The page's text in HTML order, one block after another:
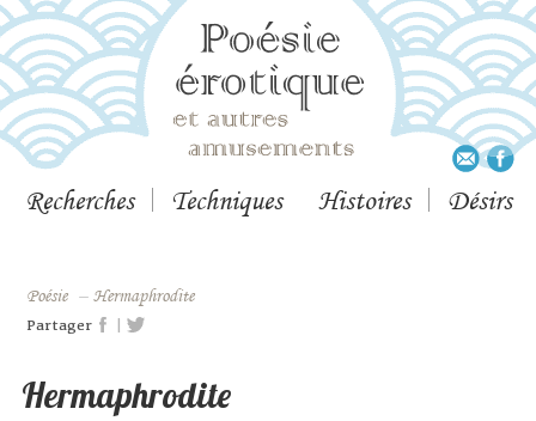
Recherches Techniques Histoires Désirs
Poésie – Hermaphrodite
Partager |
Hermaphrodite